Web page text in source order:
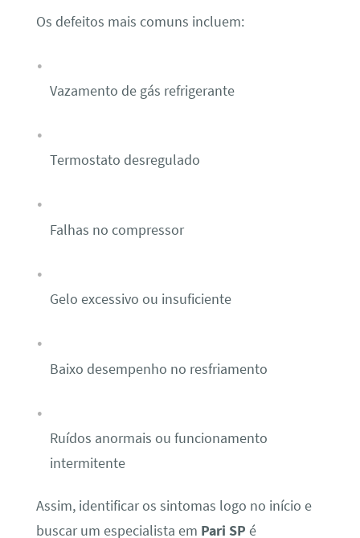
Os defeitos mais comuns incluem:
Vazamento de gás refrigerante
Termostato desregulado
Falhas no compressor
Gelo excessivo ou insuficiente
Baixo desempenho no resfriamento
Ruídos anormais ou funcionamento
intermitente
Assim, identificar os sintomas logo no início e
buscar um especialista em Pari SP é